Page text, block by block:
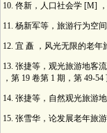
10. 佟新，人口社会学 [M]
11. 杨新军等，旅游行为空
12. 宜 矗 ，风光无限的老年
13. 张捷等，观光旅游地客
，第 19 卷第 1 期，第 49-54
14. 张捷等，自然观光旅游
15. 张雪华，论发展老年旅